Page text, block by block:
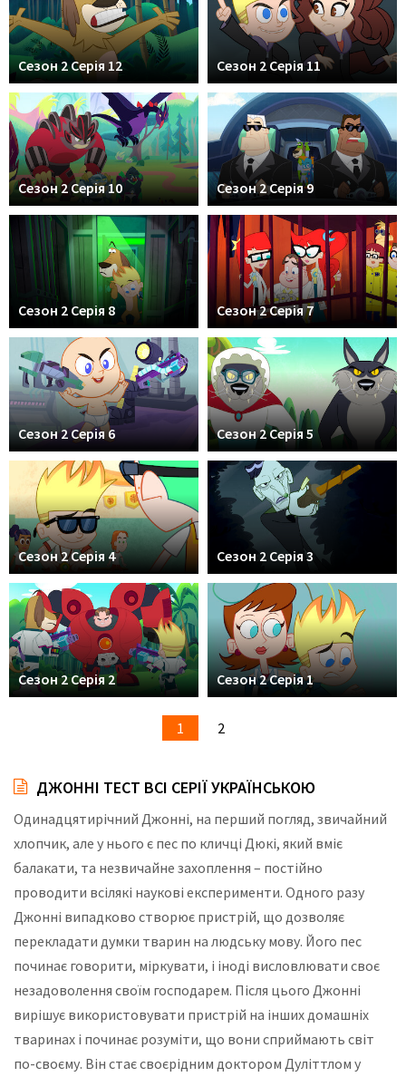
Сезон 2 Серія 12 Сезон 2 Серія 11
Сезон 2 Серія 10 Сезон 2 Серія 9
Сезон 2 Серія 8 Сезон 2 Серія 7
Сезон 2 Серія 6 Сезон 2 Серія 5
Сезон 2 Серія 4 Сезон 2 Серія 3
Сезон 2 Серія 2 Сезон 2 Серія 1
1 2
ДЖОННІ ТЕСТ ВСІ СЕРІЇ УКРАЇНСЬКОЮ
Одинадцятирічний Джонні, на перший погляд, звичайний
хлопчик, але у нього є пес по кличці Дюкі, який вміє
балакати, та незвичайне захоплення – постійно
проводити всілякі наукові експерименти. Одного разу
Джонні випадково створює пристрій, що дозволяє
перекладати думки тварин на людську мову. Його пес
починає говорити, міркувати, і іноді висловлювати своє
незадоволення своїм господарем. Після цього Джонні
вирішує використовувати пристрій на інших домашніх
тваринах і починає розуміти, що вони сприймають світ
по-своєму. Він стає своєрідним доктором Дуліттлом у